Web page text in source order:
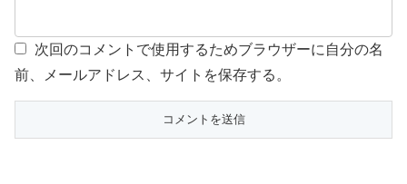
次回のコメントで使用するためブラウザーに自分の名
前、メールアドレス、サイトを保存する。